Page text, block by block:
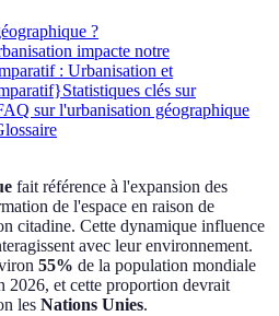
?
impacte notre
: Urbanisation et
Statistiques clés sur
sur l'urbanisation géographique
fait référence à l'expansion des
de l'espace en raison de
citadine. Cette dynamique influence
avec leur environnement.
55% de la population mondiale
2026, et cette proportion devrait
les Nations Unies.